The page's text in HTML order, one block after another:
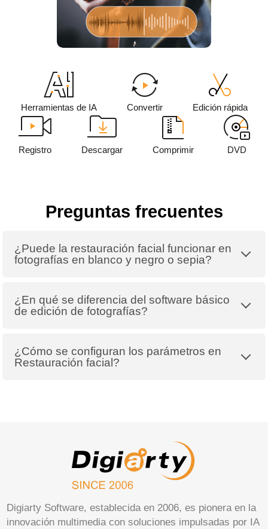
Herramientas de IA Convertir Edición rápida
Registro Descargar Comprimir DVD
Preguntas frecuentes
¿Puede la restauración facial funcionar en
fotografías en blanco y negro o sepia?
¿En qué se diferencia del software básico
de edición de fotografías?
¿Cómo se configuran los parámetros en
Restauración facial?
Digiarty Software, establecida en 2006, es pionera en la
innovación multimedia con soluciones impulsadas por IA